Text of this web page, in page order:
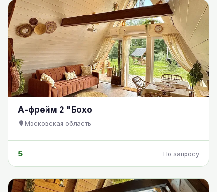
А-фрейм 2 "Бохо
Московская область
5 По запросу